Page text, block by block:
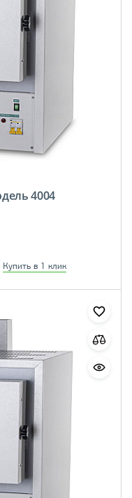
4004
Купить в 1 клик